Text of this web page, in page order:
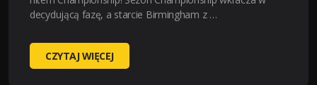
decydującą fazę, a starcie Birmingham z …
BIRMINGHAM-
SHEFFIELD
CZYTAJ WIĘCEJ